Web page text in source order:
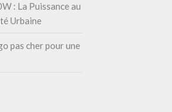
: La Puissance au
Urbaine
pas cher pour une